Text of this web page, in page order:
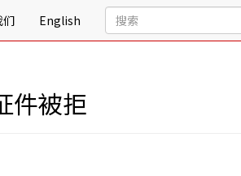
们 English
件被拒